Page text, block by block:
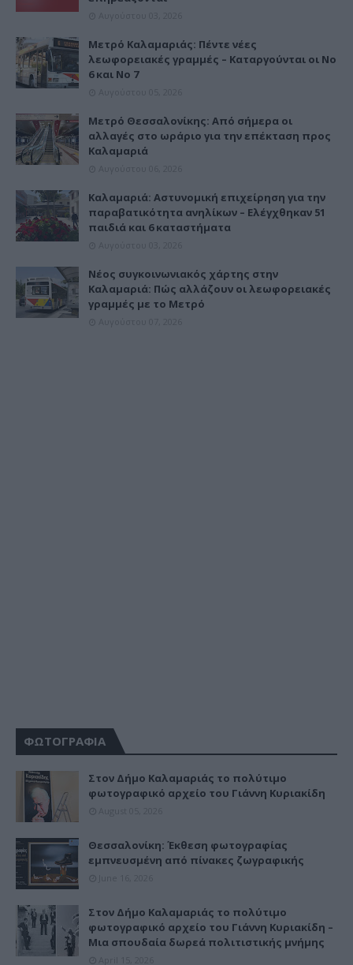
Μετρό Καλαμαριάς: Πέντε νέες
λεωφορειακές γραμμές – Καταργούνται οι Νο
6 και Νο 7
Μετρό Θεσσαλονίκης: Από σήμερα οι
αλλαγές στο ωράριο για την επέκταση προς
Καλαμαριά
Καλαμαριά: Αστυνομική επιχείρηση για την
παραβατικότητα ανηλίκων – Ελέγχθηκαν 51
παιδιά και 6 καταστήματα
Νέος συγκοινωνιακός χάρτης στην
Καλαμαριά: Πώς αλλάζουν οι λεωφορειακές
γραμμές με το Μετρό
ΦΩΤΟΓΡΑΦΙΑ
Στον Δήμο Καλαμαριάς το πολύτιμο
φωτογραφικό αρχείο του Γιάννη Κυριακίδη
Θεσσαλονίκη: Έκθεση φωτογραφίας
εμπνευσμένη από πίνακες ζωγραφικής
Στον Δήμο Καλαμαριάς το πολύτιμο
φωτογραφικό αρχείο του Γιάννη Κυριακίδη –
Μια σπουδαία δωρεά πολιτιστικής μνήμης